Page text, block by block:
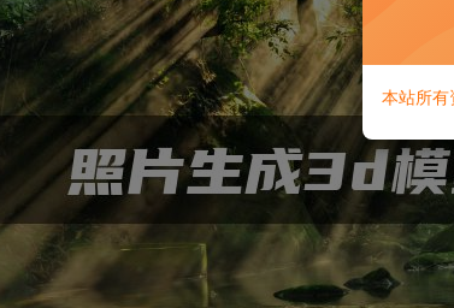
本站所有